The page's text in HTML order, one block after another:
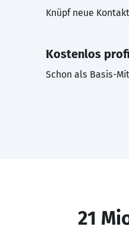
Knüpf neue
Kostenlos
Schon als Basis-
21